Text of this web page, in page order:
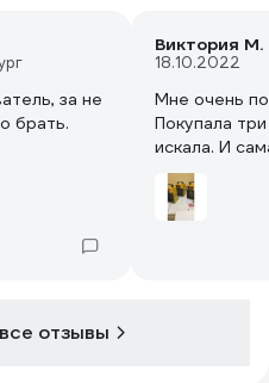
за не
брать.
Виктория М.
18.10.2022
Мне очень
Покупала
искала. И
отзывы